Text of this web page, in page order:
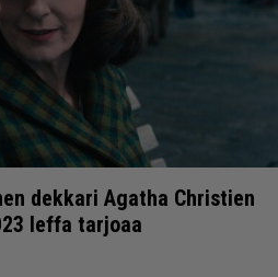
dekkari Agatha Christien
leffa tarjoaa